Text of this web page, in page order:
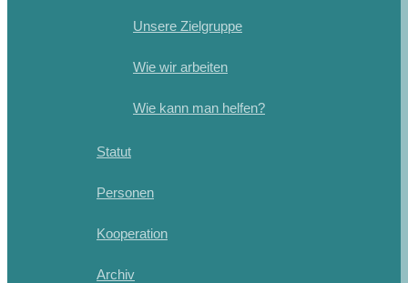
Unsere Zielgruppe
Wie wir arbeiten
Wie kann man helfen?
Statut
Personen
Kooperation
Archiv